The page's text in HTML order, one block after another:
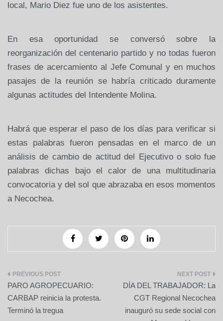
local, Mario Diez fue uno de los asistentes.
En esa oportunidad se conversó sobre la
reorganización del centenario partido y no todas fueron
frases de acercamiento al Jefe Comunal y en muchos
pasajes de la reunión se habría criticado duramente
algunas actitudes del Intendente Molina.
Habrá que esperar el paso de los días para verificar si
estas palabras fueron pensadas en el marco de un
análisis de cambio de actitud del Ejecutivo o solo fue
palabras dichas bajo el calor de una multitudinaria
convocatoria y del sol que abrazaba en esos momentos
a Necochea.
Navegación
de
entradas
PARO AGROPECUARIO:
CARBAP reinicia la protesta.
Terminó la tregua
DÍA DEL TRABAJADOR: La
CGT Regional Necochea
inauguró su sede social con